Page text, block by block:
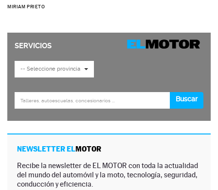
MIRIAM PRIETO
NEWSLETTER ELMOTOR
Recibe la newsletter de EL MOTOR con toda la actualidad
del mundo del automóvil y la moto, tecnología, seguridad,
conducción y eficiencia.